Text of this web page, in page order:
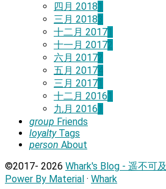
四月 20181
三月 20183
十二月 20171
十一月 20172
六月 20172
五月 20174
三月 20171
十二月 2016 1
九月 2016 1
group Friends
loyaltyTags
person About
©2017- 2026 Whark's Blog - 遥不可及
Power By Material · Whark